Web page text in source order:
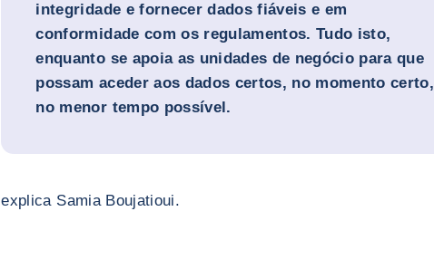
integridade e fornecer dados fiáveis e em
conformidade com os regulamentos. Tudo isto,
enquanto se apoia as unidades de negócio para que
possam aceder aos dados certos, no momento certo,
no menor tempo possível.
explica Samia Boujatioui.